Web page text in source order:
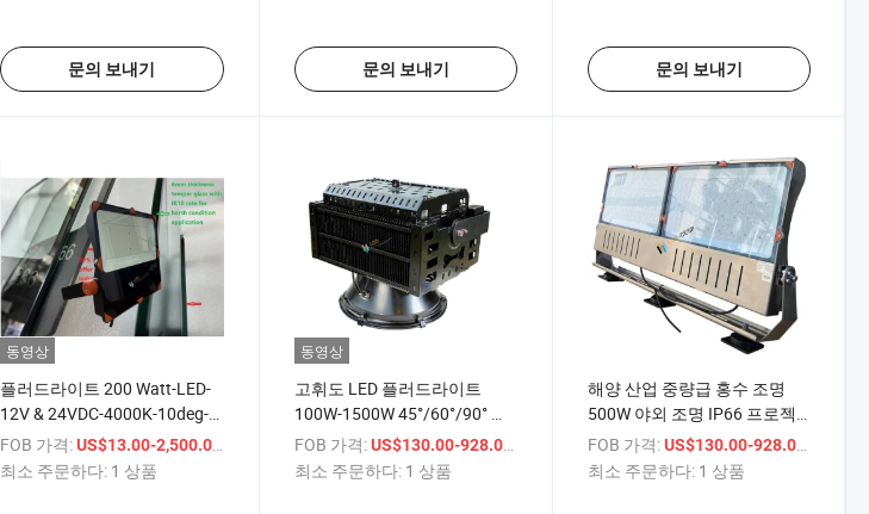
문의 보내기 문의 보내기 문의 보내기
동영상
플러드라이트 200 Watt-LED-
12V & 24VDC-4000K-10deg-
Spotlight 조명 해양 수색 조명
FOB 가격: US$13.00-2,500.00
최소 주문하다: 1 상품
동영상
고휘도 LED 플러드라이트
100W-1500W 45°/60°/90° 구
리 파이프 열 방출이 있는 빔 각
도 UGR<19 5-Year 경기장, 항
FOB 가격: US$130.00-928.00
최소 주문하다: 1 상품
해양 산업 중량급 홍수 조명
500W 야외 조명 IP66 프로젝
트 홍수 조명 150lm/W 고출력
LED 홍수 조명 CCT 13000K
FOB 가격: US$130.00-928.00
최소 주문하다: 1 상품